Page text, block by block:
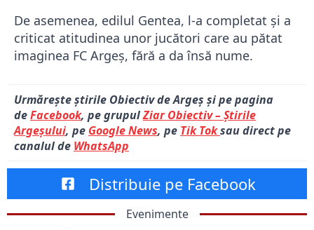
De asemenea, edilul Gentea, l-a completat și a
criticat atitudinea unor jucători care au pătat
imaginea FC Argeș, fără a da însă nume.
Urmărește știrile Obiectiv de Argeș și pe pagina
deFacebook, pe grupulZiar Obiectiv – Știrile
Argeșului, pe Google News, pe Tik Toksau direct pe
canalul de WhatsApp
Distribuie pe Facebook
Evenimente